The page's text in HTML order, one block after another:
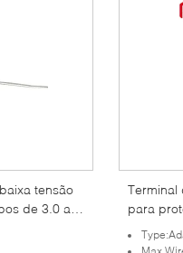
tensão
de 3.0 a
Terminal
para